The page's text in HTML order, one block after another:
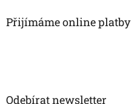
Přijímáme online platby
Odebírat newsletter